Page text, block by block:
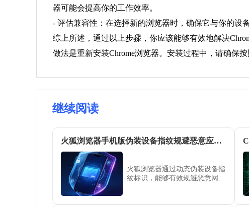
器可能会提高你的工作效率。
- 评估兼容性：在选择新的浏览器时，确保它与你的设
综上所述，通过以上步骤，你应该能够有效地解决
做法是重新安装Chrome浏览器。安装过程中，请确保
继续阅读
火狐浏览器手机版伪装设备指纹规避恶意应用检测方案
火狐浏览器通过动态伪装设备指
纹标识，能够有效规避恶意网页